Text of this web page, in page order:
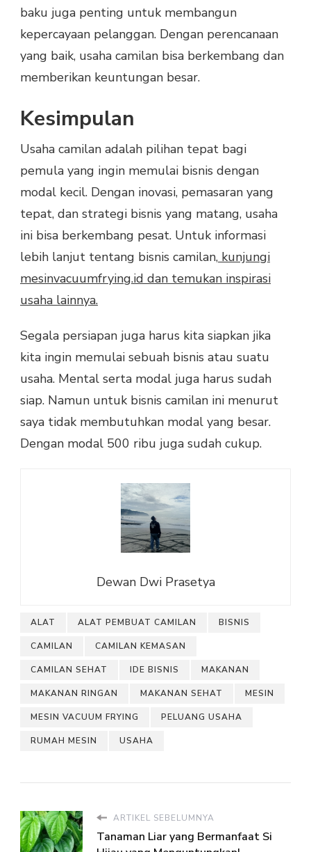
baku juga penting untuk membangun
kepercayaan pelanggan. Dengan perencanaan
yang baik, usaha camilan bisa berkembang dan
memberikan keuntungan besar.
Kesimpulan
Usaha camilan adalah pilihan tepat bagi
pemula yang ingin memulai bisnis dengan
modal kecil. Dengan inovasi, pemasaran yang
tepat, dan strategi bisnis yang matang, usaha
ini bisa berkembang pesat. Untuk informasi
lebih lanjut tentang bisnis camilan, kunjungi
mesinvacuumfrying.id dan temukan inspirasi
usaha lainnya.
Segala persiapan juga harus kita siapkan jika
kita ingin memulai sebuah bisnis atau suatu
usaha. Mental serta modal juga harus sudah
siap. Namun untuk bisnis camilan ini menurut
saya tidak membutuhkan modal yang besar.
Dengan modal 500 ribu juga sudah cukup.
Dewan Dwi Prasetya
ALAT ALAT PEMBUAT CAMILAN BISNIS
CAMILAN CAMILAN KEMASAN
CAMILAN SEHAT IDE BISNIS MAKANAN
MAKANAN RINGAN MAKANAN SEHAT MESIN
MESIN VACUUM FRYING PELUANG USAHA
RUMAH MESIN USAHA
ARTIKEL SEBELUMNYA
Tanaman Liar yang Bermanfaat Si